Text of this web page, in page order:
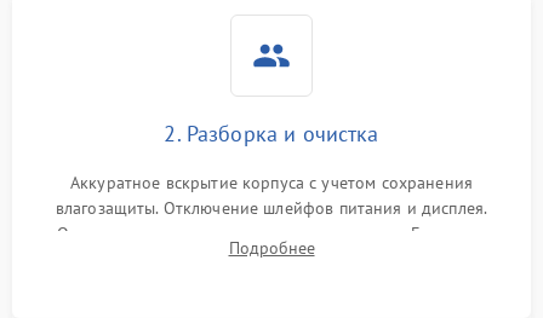
2. Разборка и очистка
Аккуратное вскрытие корпуса с учетом сохранения
влагозащиты. Отключение шлейфов питания и дисплея.
Очистка внутренних плат от окислов и пыли. Бережная
обработка германиевого объектива специализированными
Подробнее